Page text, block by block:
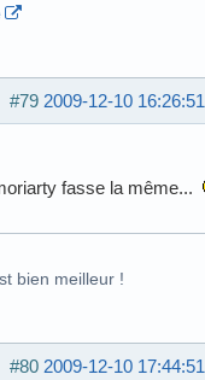
#79 2009-12-10 16:26:51
fasse la même...
bien meilleur !
#80 2009-12-10 17:44:51